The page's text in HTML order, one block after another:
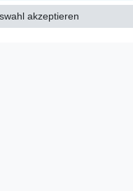
allgemein informiert werden?
akzeptieren